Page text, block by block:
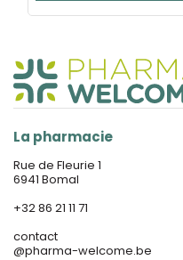
La pharmacie
Rue de Fleurie 1
6941 Bomal
+32 86 21 11 71
contact
@pharma-welcome.be